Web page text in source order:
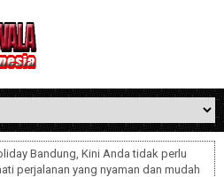
Bandung, Kini Anda tidak perlu
perjalanan yang nyaman dan mudah